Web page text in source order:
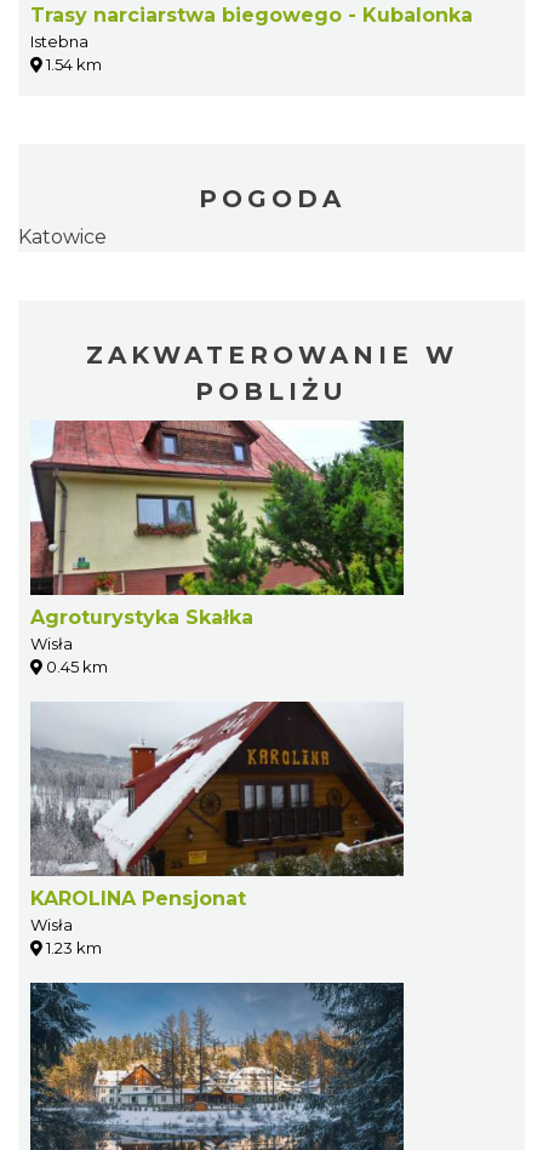
Trasy narciarstwa biegowego - Kubalonka
Istebna
1.54 km
POGODA
Katowice
ZAKWATEROWANIE W
POBLIŻU
Agroturystyka Skałka
Wisła
0.45 km
KAROLINA Pensjonat
Wisła
1.23 km